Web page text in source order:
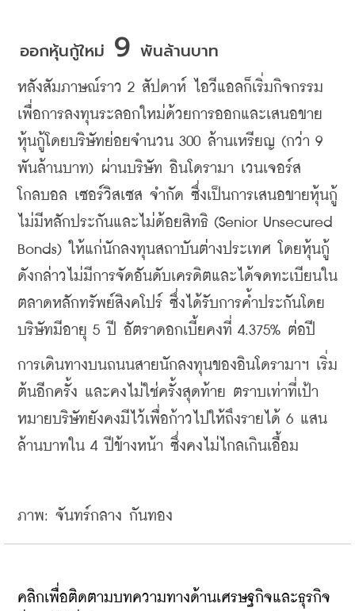
ออกหุ้นกู้ใหม่ 9 พันล้านบาท
หลังสัมภาษณ์ราว 2 สัปดาห์
ไอวีแอลก็เริ่มกิจกรรม
เพื่อการลงทุนระลอกใหม่ด้วยการออกและเสนอขาย
หุ้นกู้โดยบริษัทย่อยจำนวน 300 ล้านเหรียญ (กว่า
พันล้านบาท) ผ่านบริษัท อินโดรามา เวนเจอร์ส
โกลบอล เซอร์วิสเซส จำกัด ซึ่งเป็นการเสนอขายหุ้นกู้
ไม่มีหลักประกันและไม่ด้อยสิทธิ (Senior Unsecured
Bonds)
ให้แก่นักลงทุนสถาบันต่างประเทศ
โดยหุ้นกู้
ดังกล่าวไม่มีการจัดอันดับเครดิตและได้จดทะเบียนใน
ตลาดหลักทรัพย์สิงคโปร์ ซึ่งได้รับการค้ำประกันโดย
บริษัทมีอายุ 5 ปี อัตราดอกเบี้ยคงที่ 4.375% ต่อปี
การเดินทางบนถนนสายนักลงทุนของอินโดรามาฯ เริ่ม
ต้นอีกครั้ง และคงไม่ใช่ครั้งสุดท้าย ตราบเท่าที่เป้า
หมายบริษัทยังคงมีไว้เพื่อก้าวไปให้ถึงรายได้ 6 แสน
ล้านบาทใน 4 ปีข้างหน้า ซึ่งคงไม่ไกลเกินเอื้อม
ภาพ: จันทร์กลาง กันทอง
คลิกเพื่อติดตามบทความทางด้านเศรษฐกิจและธุรกิจ